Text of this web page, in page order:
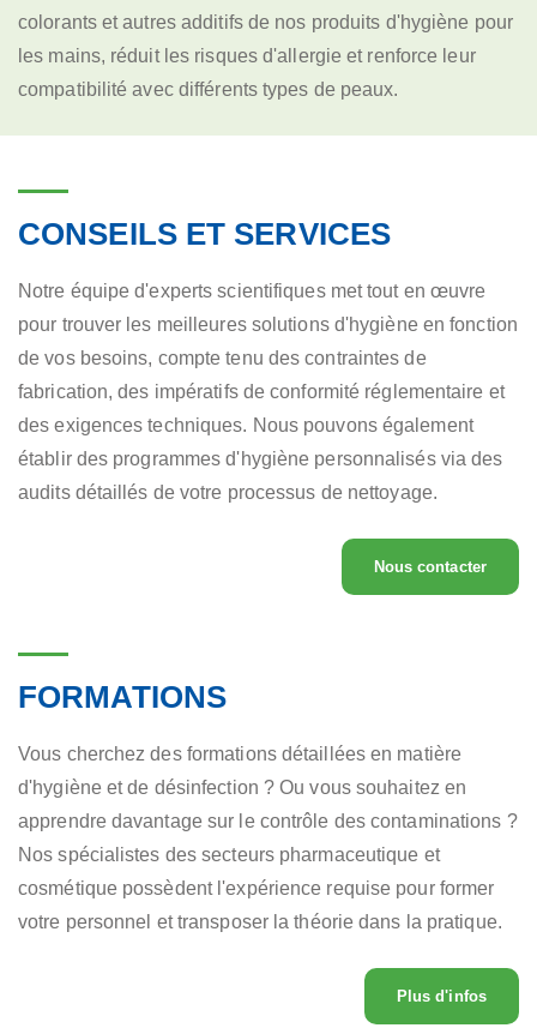
colorants et autres additifs de nos produits d'hygiène pour
les mains, réduit les risques d'allergie et renforce leur
compatibilité avec différents types de peaux.
CONSEILS ET SERVICES
Notre équipe d'experts scientifiques met tout en œuvre
pour trouver les meilleures solutions d'hygiène en fonction
de vos besoins, compte tenu des contraintes de
fabrication, des impératifs de conformité réglementaire et
des exigences techniques. Nous pouvons également
établir des programmes d'hygiène personnalisés via des
audits détaillés de votre processus de nettoyage.
Nous contacter
FORMATIONS
Vous cherchez des formations détaillées en matière
d'hygiène et de désinfection ? Ou vous souhaitez en
apprendre davantage sur le contrôle des contaminations ?
Nos spécialistes des secteurs pharmaceutique et
cosmétique possèdent l'expérience requise pour former
votre personnel et transposer la théorie dans la pratique.
Plus d'infos